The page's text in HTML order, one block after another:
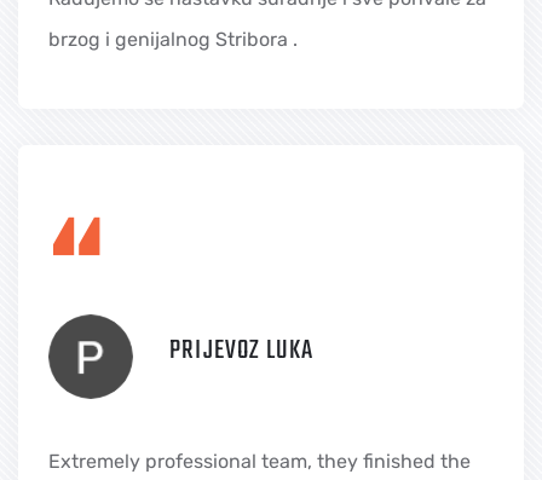
brzog i genijalnog Stribora .
“ PRIJEVOZ LUKA
Extremely professional team, they finished the